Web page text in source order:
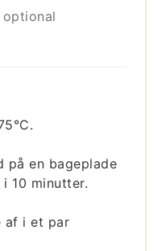
optional
på en bageplade
10 minutter.
af i et par